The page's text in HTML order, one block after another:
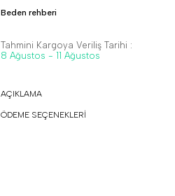
Beden rehberi
Tahmini Kargoya Veriliş Tarihi :
8 Ağustos - 11 Ağustos
AÇIKLAMA
ÖDEME SEÇENEKLERİ